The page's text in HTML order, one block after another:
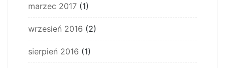
marzec 2017 (1)
wrzesień 2016 (2)
sierpień 2016 (1)